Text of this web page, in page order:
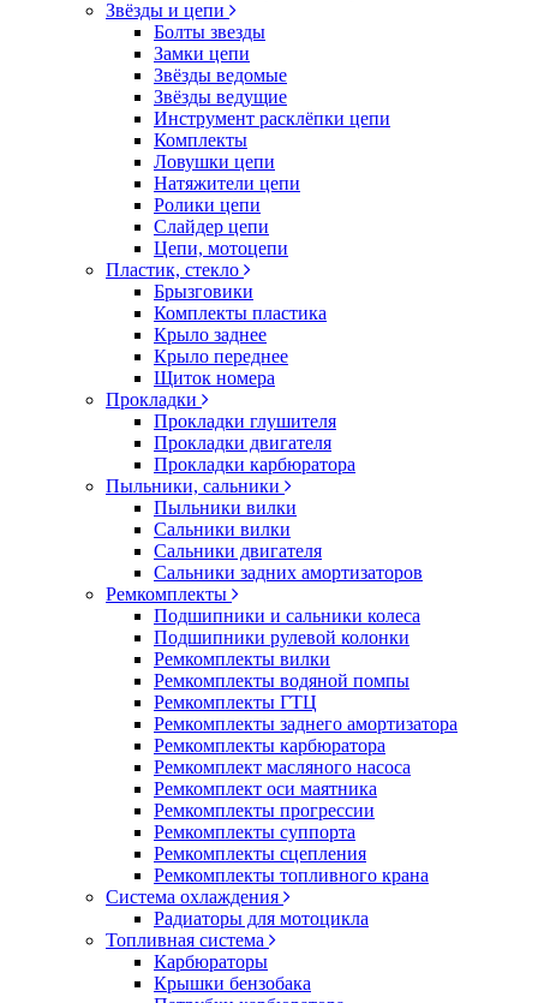
Звёзды и цепи
Болты звезды
Замки цепи
Звёзды ведомые
Звёзды ведущие
Инструмент расклёпки цепи
Комплекты
Ловушки цепи
Натяжители цепи
Ролики цепи
Слайдер цепи
Цепи, мотоцепи
Пластик, стекло
Брызговики
Комплекты пластика
Крыло заднее
Крыло переднее
Щиток номера
Прокладки
Прокладки глушителя
Прокладки двигателя
Прокладки карбюратора
Пыльники, сальники
Пыльники вилки
Сальники вилки
Сальники двигателя
Сальники задних амортизаторов
Ремкомплекты
Подшипники и сальники колеса
Подшипники рулевой колонки
Ремкомплекты вилки
Ремкомплекты водяной помпы
Ремкомплекты ГТЦ
Ремкомплекты заднего амортизатора
Ремкомплекты карбюратора
Ремкомплект масляного насоса
Ремкомплект оси маятника
Ремкомплекты прогрессии
Ремкомплекты суппорта
Ремкомплекты сцепления
Ремкомплекты топливного крана
Система охлаждения
Радиаторы для мотоцикла
Топливная система
Карбюраторы
Крышки бензобака